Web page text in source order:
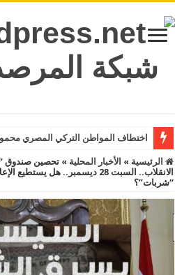
اختطاف المواطن التركي المصري
الرئيسية » الأخبار المحلية » تحصين صندوق
الانقلاب.. السبت 28 ديسمبر.. هل
“شربات”؟